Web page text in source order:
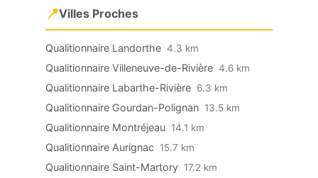
📍Villes Proches
Qualitionnaire Landorthe 4.3 km
Qualitionnaire Villeneuve-de-Rivière 4.6 km
Qualitionnaire Labarthe-Rivière 6.3 km
Qualitionnaire Gourdan-Polignan 13.5 km
Qualitionnaire Montréjeau 14.1 km
Qualitionnaire Aurignac 15.7 km
Qualitionnaire Saint-Martory 17.2 km